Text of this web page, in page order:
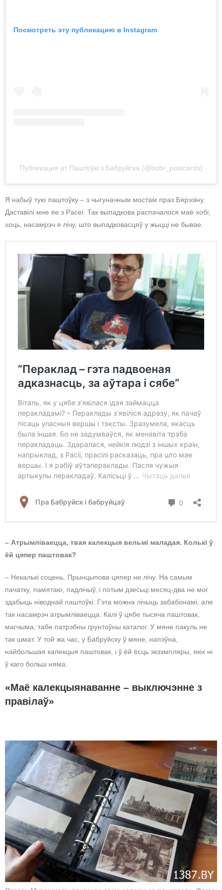
Посмотреть эту публикацию в Instagram
Публикация от Паштоўкі з Бабруйска (@bobr_postcards)
Я набыў тую паштоўку – з чыгуначным мостам праз Бярэзіну.
Даставілі мне яе з Расеі. Так выпадкова распачалося маё хобі,
хоць, насамрэч я лічу, што выпадковасцяў у жыцці не бывае.
– Атрымліваецца, твая калекцыя вельмі маладая. Колькі ў
ёй цяпер паштовак?
– Некалькі соцень. Прынцыпова цяпер не лічу. На самым
пачатку, памятаю, падлічыў, і потым дзесьці месяц-два не мог
здабыць ніводнай паштоўкі. Гэта можна лічыць забабонамі, але
так насамрэч атрымліваецца. Калі ў цябе тысяча паштовак,
магчыма, табе патрэбны грунтоўны каталог. У мяне пакуль не
так шмат. У той жа час, у Бабруйску ў мяне, напэўна,
найбольшая калекцыя паштовак, і ў ёй ёсць экзэмпляры, якіх ні
ў каго больш няма.
«Маё калекцыянаванне – выключэнне з
правілаў»